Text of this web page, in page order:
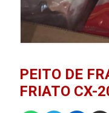
PEITO DE
FRIATO CX-